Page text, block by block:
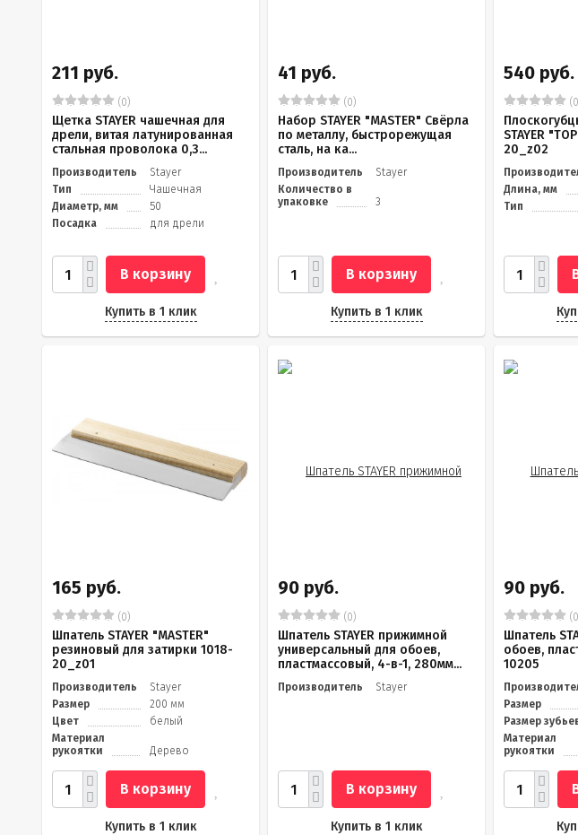
211 руб.
(0)
Щетка STAYER чашечная для
дрели, витая латунированная
стальная проволока 0,3...
Производитель
Stayer
Тип
Чашечная
Диаметр, мм
50
Посадка
для дрели
В корзину
Купить в 1 клик
41 руб.
(0)
Набор STAYER "MASTER" Свёрла
по металлу, быстрорежущая
сталь, на ка...
Производитель
Stayer
Количество в
упаковке
3
В корзину
Купить в 1 клик
540 руб.
STAYER
20_z02
Длина, мм
Тип
165 руб.
(0)
Шпатель STAYER "MASTER"
резиновый для затирки 1018-
20_z01
Производитель
Stayer
Размер
200 мм
Цвет
белый
Материал
рукоятки
Дерево
В корзину
Купить в 1 клик
90 руб.
(0)
Шпатель STAYER прижимной
универсальный для обоев,
пластмассовый, 4-в-1, 280мм...
Производитель Stayer
В корзину
Купить в 1 клик
90 руб.
Шпатель
обоев,
10205
Размер
Размер
Материал
рукоятки